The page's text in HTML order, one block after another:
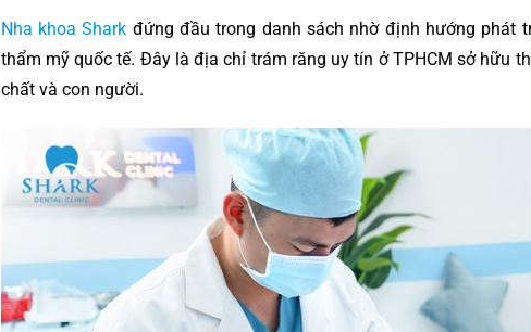
Nha khoa Shark đứng đầu trong danh sách nhờ định hướng phát
thẩm mỹ quốc tế. Đây là địa chỉ trám răng uy tín ở TPHCM sở hữu
chất và con người.